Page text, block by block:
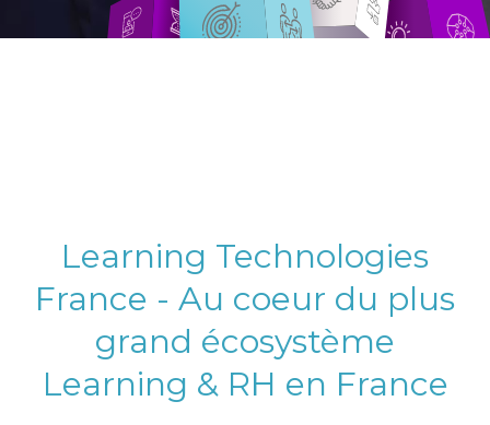
Learning Technologies
France - Au coeur du plus
grand écosystème
Learning & RH en France